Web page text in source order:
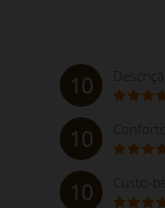
10
10
10 Custo-